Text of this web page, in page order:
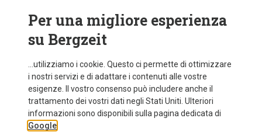
Taglie
Salomon
Scarpe Reelax Break 6.0 donna
36.5|37 37|37.5
39|39.5
42 42.5|43
Per una migliore esperienza
su Bergzeit
...utilizziamo i cookie. Questo ci permette di ottimizzare
i nostri servizi e di adattare i contenuti alle vostre
esigenze. Il vostro consenso può includere anche il
trattamento dei vostri dati negli Stati Uniti. Ulteriori
informazioni sono disponibili sulla pagina dedicata di
Google